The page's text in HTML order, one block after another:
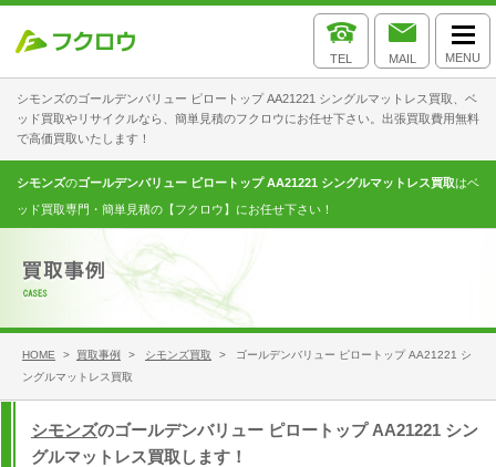
シモンズのゴールデンバリュー ピロートップ AA21221 シングルマットレス買取、ベ
ッド買取やリサイクルなら、簡単見積のフクロウにお任せ下さい。出張買取費用無料
で高価買取いたします！
TEL MAIL MENU
シモンズのゴールデンバリュー ピロートップ AA21221 シングルマットレス買取はベ
ッド買取専門・簡単見積の【フクロウ】にお任せ下さい！
HOME > 買取事例 > シモンズ買取
> ゴールデンバリュー ピロートップ AA21221 シ
ングルマットレス買取
シモンズのゴールデンバリュー ピロートップ AA21221 シン
グルマットレス買取します！